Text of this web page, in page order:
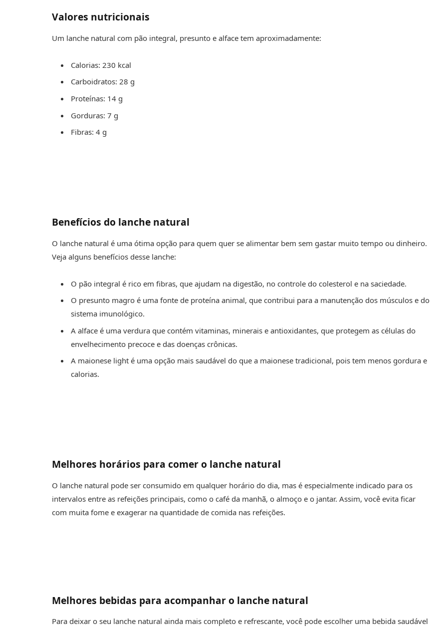
Valores nutricionais
Um lanche natural com pão integral, presunto e alface tem aproximadamente:
Calorias: 230 kcal
Carboidratos: 28 g
Proteínas: 14 g
Gorduras: 7 g
Fibras: 4 g
Benefícios do lanche natural
O lanche natural é uma ótima opção para quem quer se alimentar bem sem gastar muito tempo ou dinheiro.
Veja alguns benefícios desse lanche:
O pão integral é rico em fibras, que ajudam na digestão, no controle do colesterol e na saciedade.
O presunto magro é uma fonte de proteína animal, que contribui para a manutenção dos músculos e do
sistema imunológico.
A alface é uma verdura que contém vitaminas, minerais e antioxidantes, que protegem as células do
envelhecimento precoce e das doenças crônicas.
A maionese light é uma opção mais saudável do que a maionese tradicional, pois tem menos gordura e
calorias.
Melhores horários para comer o lanche natural
O lanche natural pode ser consumido em qualquer horário do dia, mas é especialmente indicado para os
intervalos entre as refeições principais, como o café da manhã, o almoço e o jantar. Assim, você evita ficar
com muita fome e exagerar na quantidade de comida nas refeições.
Melhores bebidas para acompanhar o lanche natural
Para deixar o seu lanche natural ainda mais completo e refrescante, você pode escolher uma bebida saudável